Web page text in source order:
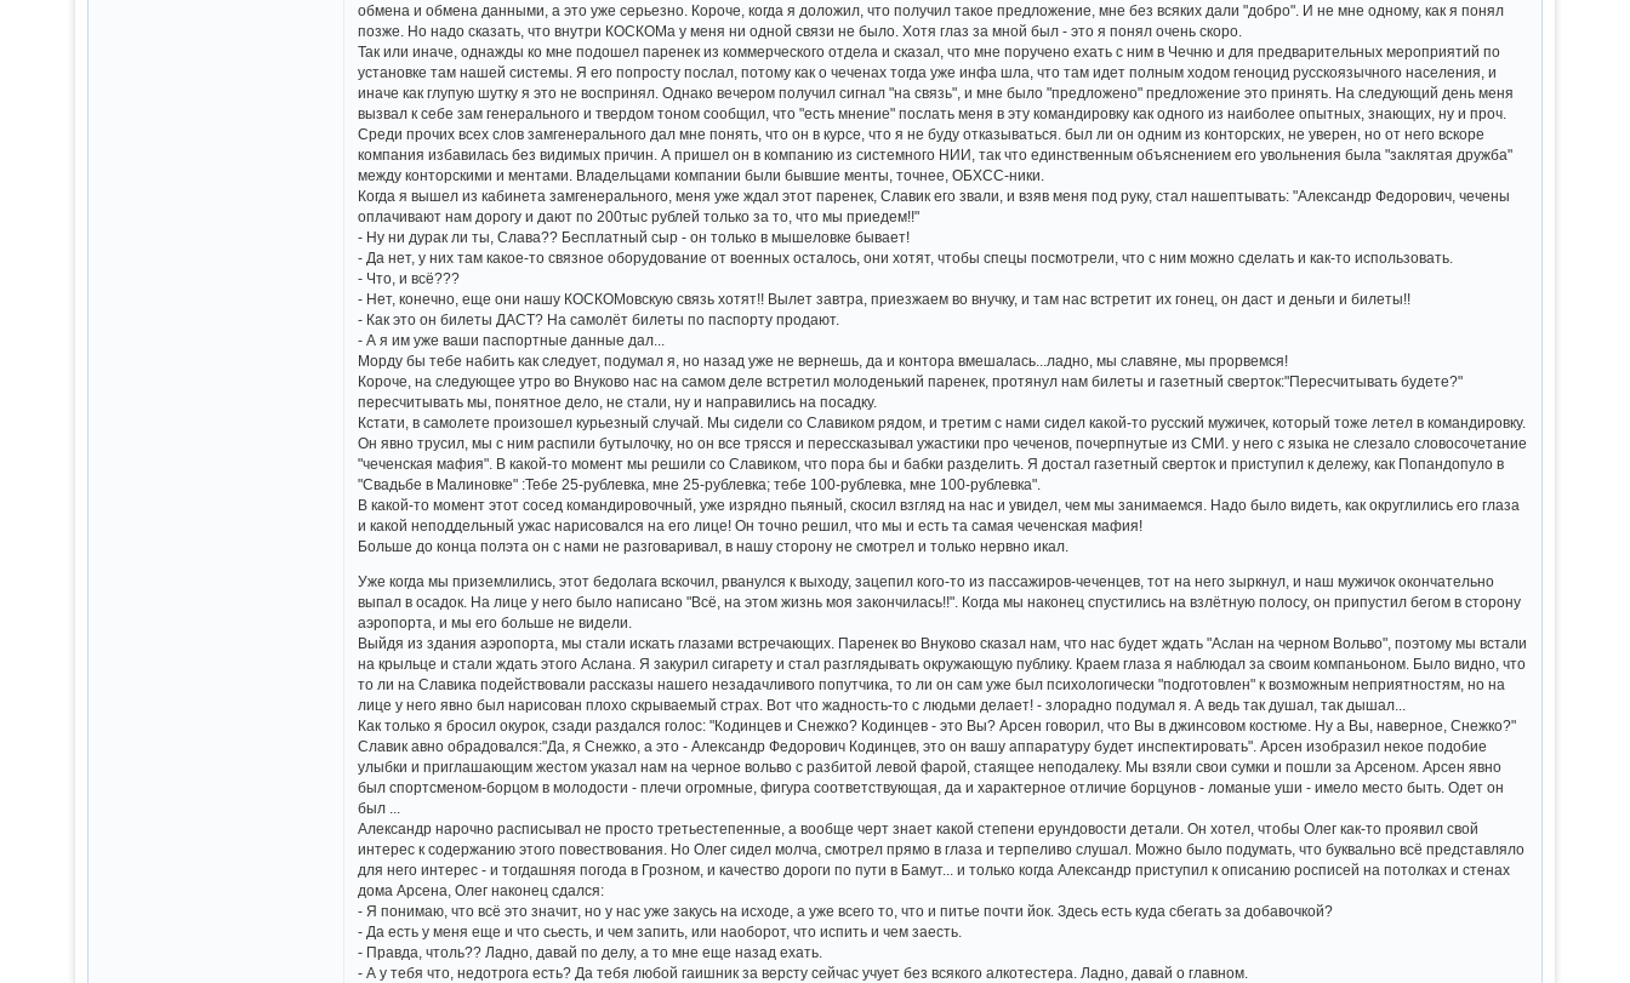
обмена и обмена данными, а это уже серьезно. Короче, когда я доложил, что получил такое предложение, мне без всяких дали "добро". И не мне одному, как я понял
позже. Но надо сказать, что внутри КОСКОМа у меня ни одной связи не было. Хотя глаз за мной был - это я понял очень скоро.
Так или иначе, однажды ко мне подошел паренек из коммерческого отдела и сказал, что мне поручено ехать с ним в Чечню и для предварительных мероприятий по
установке там нашей системы. Я его попросту послал, потому как о чеченах тогда уже инфа шла, что там идет полным ходом геноцид русскоязычного населения, и
иначе как глупую шутку я это не воспринял. Однако вечером получил сигнал "на связь", и мне было "предложено" предложение это принять. На следующий день меня
вызвал к себе зам генерального и твердом тоном сообщил, что "есть мнение" послать меня в эту командировку как одного из наиболее опытных, знающих, ну и проч.
Среди прочих всех слов замгенерального дал мне понять, что он в курсе, что я не буду отказываться. был ли он одним из конторских, не уверен, но от него вскоре
компания избавилась без видимых причин. А пришел он в компанию из системного НИИ, так что единственным объяснением его увольнения была "заклятая дружба"
между конторскими и ментами. Владельцами компании были бывшие менты, точнее, ОБХСС-ники.
Когда я вышел из кабинета замгенерального, меня уже ждал этот паренек, Славик его звали, и взяв меня под руку, стал нашептывать: "Александр Федорович, чечены
оплачивают нам дорогу и дают по 200тыс рублей только за то, что мы приедем!!"
- Ну ни дурак ли ты, Слава?? Бесплатный сыр - он только в мышеловке бывает!
- Да нет, у них там какое-то связное оборудование от военных осталось, они хотят, чтобы спецы посмотрели, что с ним можно сделать и как-то использовать.
- Что, и всё???
- Нет, конечно, еще они нашу КОСКОМовскую связь хотят!! Вылет завтра, приезжаем во внучку, и там нас встретит их гонец, он даст и деньги и билеты!!
- Как это он билеты ДАСТ? На самолёт билеты по паспорту продают.
- А я им уже ваши паспортные данные дал...
Морду бы тебе набить как следует, подумал я, но назад уже не вернешь, да и контора вмешалась...ладно, мы славяне, мы прорвемся!
Короче, на следующее утро во Внуково нас на самом деле встретил молоденький паренек, протянул нам билеты и газетный сверток:"Пересчитывать будете?"
пересчитывать мы, понятное дело, не стали, ну и направились на посадку.
Кстати, в самолете произошел курьезный случай. Мы сидели со Славиком рядом, и третим с нами сидел какой-то русский мужичек, который тоже летел в командировку.
Он явно трусил, мы с ним распили бутылочку, но он все трясся и перессказывал ужастики про чеченов, почерпнутые из СМИ. у него с языка не слезало словосочетание
"чеченская мафия". В какой-то момент мы решили со Славиком, что пора бы и бабки разделить. Я достал газетный сверток и приступил к дележу, как Попандопуло в
"Свадьбе в Малиновке" :Тебе 25-рублевка, мне 25-рублевка; тебе 100-рублевка, мне 100-рублевка".
В какой-то момент этот сосед командировочный, уже изрядно пьяный, скосил взгляд на нас и увидел, чем мы занимаемся. Надо было видеть, как округлились его глаза
и какой неподдельный ужас нарисовался на его лице! Он точно решил, что мы и есть та самая чеченская мафия!
Больше до конца полэта он с нами не разговаривал, в нашу сторону не смотрел и только нервно икал.
Уже когда мы приземлились, этот бедолага вскочил, рванулся к выходу, зацепил кого-то из пассажиров-чеченцев, тот на него зыркнул, и наш мужичок окончательно
выпал в осадок. На лице у него было написано "Всё, на этом жизнь моя закончилась!!". Когда мы наконец спустились на взлётную полосу, он припустил бегом в сторону
аэропорта, и мы его больше не видели.
Выйдя из здания аэропорта, мы стали искать глазами встречающих. Паренек во Внуково сказал нам, что нас будет ждать "Аслан на черном Вольво", поэтому мы встали
на крыльце и стали ждать этого Аслана. Я закурил сигарету и стал разглядывать окружающую публику. Краем глаза я наблюдал за своим компаньоном. Было видно, что
то ли на Славика подействовали рассказы нашего незадачливого попутчика, то ли он сам уже был психологически "подготовлен" к возможным неприятностям, но на
лице у него явно был нарисован плохо скрываемый страх. Вот что жадность-то с людьми делает! - злорадно подумал я. А ведь так душал, так дышал...
Как только я бросил окурок, сзади раздался голос: "Кодинцев и Снежко? Кодинцев - это Вы? Арсен говорил, что Вы в джинсовом костюме. Ну а Вы, наверное, Снежко?"
Славик авно обрадовался:"Да, я Снежко, а это - Александр Федорович Кодинцев, это он вашу аппаратуру будет инспектировать". Арсен изобразил некое подобие
улыбки и приглашающим жестом указал нам на черное вольво с разбитой левой фарой, стаящее неподалеку. Мы взяли свои сумки и пошли за Арсеном. Арсен явно
был спортсменом-борцом в молодости - плечи огромные, фигура соответствующая, да и характерное отличие борцунов - ломаные уши - имело место быть. Одет он
был ...
Александр нарочно расписывал не просто третьестепенные, а вообще черт знает какой степени ерундовости детали. Он хотел, чтобы Олег как-то проявил свой
интерес к содержанию этого повествования. Но Олег сидел молча, смотрел прямо в глаза и терпеливо слушал. Можно было подумать, что буквально всё представляло
для него интерес - и тогдашняя погода в Грозном, и качество дороги по пути в Бамут... и только когда Александр приступил к описанию росписей на потолках и стенах
дома Арсена, Олег наконец сдался:
- Я понимаю, что всё это значит, но у нас уже закусь на исходе, а уже всего то, что и питье почти йок. Здесь есть куда сбегать за добавочкой?
- Да есть у меня еще и что сьесть, и чем запить, или наоборот, что испить и чем заесть.
- Правда, чтоль?? Ладно, давай по делу, а то мне еще назад ехать.
- А у тебя что, недотрога есть? Да тебя любой гаишник за версту сейчас учует без всякого алкотестера. Ладно, давай о главном.